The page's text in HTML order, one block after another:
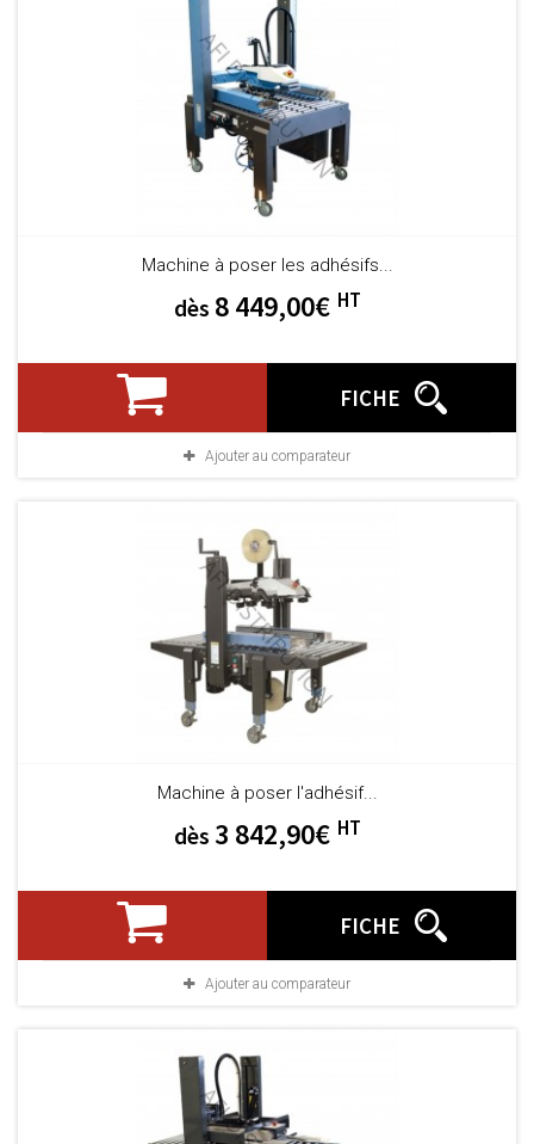
Machine à poser les adhésifs...
dès 8 449,00€ HT
FICHE
Ajouter au comparateur
Machine à poser l'adhésif...
dès 3 842,90€ HT
FICHE
Ajouter au comparateur